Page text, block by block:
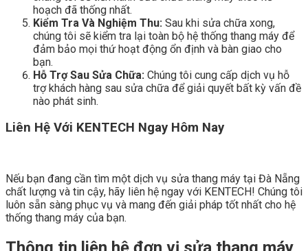
hoạch đã thống nhất.
Kiểm Tra Và Nghiệm Thu: Sau khi sửa chữa xong,
chúng tôi sẽ kiểm tra lại toàn bộ hệ thống thang máy để
đảm bảo mọi thứ hoạt động ổn định và bàn giao cho
bạn.
Hỗ Trợ Sau Sửa Chữa: Chúng tôi cung cấp dịch vụ hỗ
trợ khách hàng sau sửa chữa để giải quyết bất kỳ vấn đề
nào phát sinh.
Liên Hệ Với KENTECH Ngay Hôm Nay
Nếu bạn đang cần tìm một dịch vụ sửa thang máy tại Đà Nẵng
chất lượng và tin cậy, hãy liên hệ ngay với KENTECH! Chúng tôi
luôn sẵn sàng phục vụ và mang đến giải pháp tốt nhất cho hệ
thống thang máy của bạn.